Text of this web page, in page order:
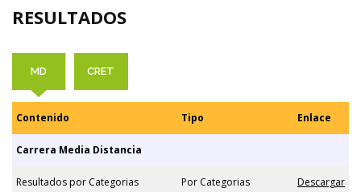
RESULTADOS
MD CRET
Contenido Tipo Enlace
Carrera Media Distancia
Resultados por Categorias Por Categorias Descargar